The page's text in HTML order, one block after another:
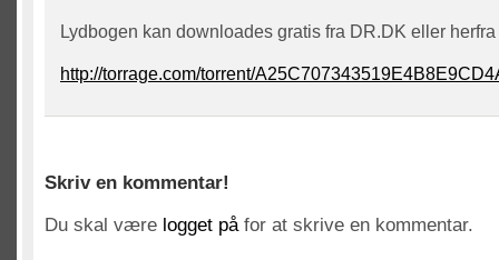
Lydbogen kan downloades gratis fra DR.DK eller herfra
http://torrage.com/torrent/
Skriv en kommentar!
Du skal være logget påfor at skrive en kommentar.